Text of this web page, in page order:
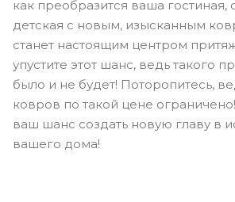
как преобразится ваша гостиная,
детская с новым, изысканным
станет настоящим центром
упустите этот шанс, ведь такого
было и не будет! Поторопитесь,
ковров по такой цене
ваш шанс создать новую главу в
вашего дома!